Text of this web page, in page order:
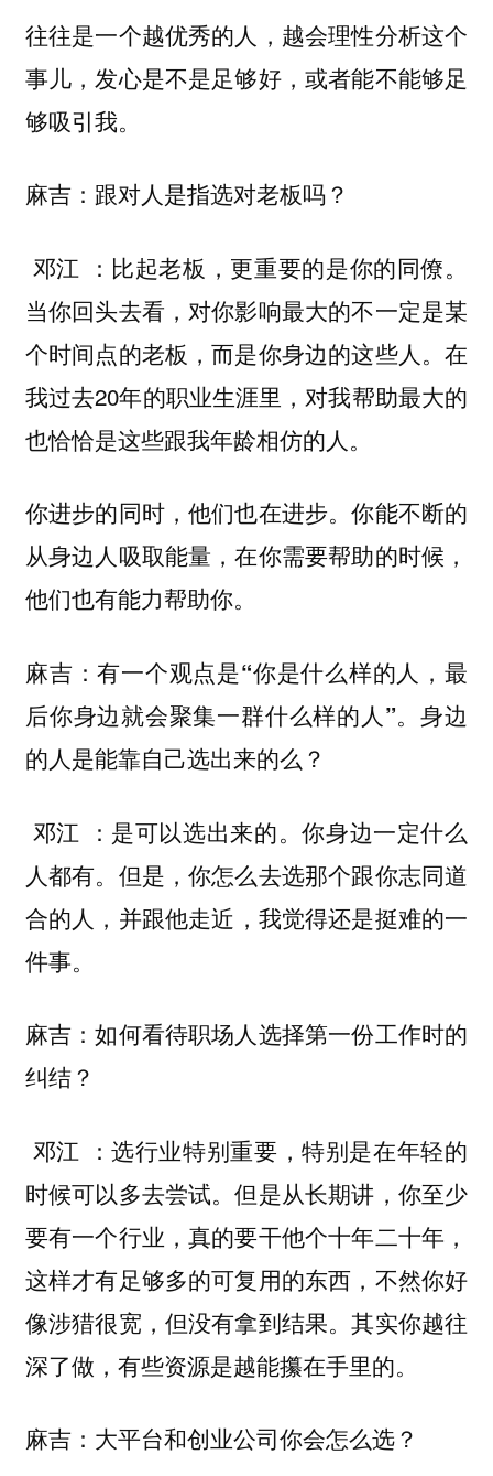
往往是一个越优秀的人，越会理性分析这个
事儿，发心是不是足够好，或者能不能够足
够吸引我。
麻吉：跟对人是指选对老板吗？
邓江 ： 比起老板，更重要的是你的同僚。
当你回头去看，对你影响最大的不一定是某
个时间点的老板，而是你身边的这些人。在
我过去20年的职业生涯里，对我帮助最大的
也恰恰是这些跟我年龄相仿的人。
你进步的同时，他们也在进步。你能不断的
从身边人吸取能量，在你需要帮助的时候，
他们也有能力帮助你。
麻吉：有一个观点是“你是什么样的人，最
后你身边就会聚集一群什么样的人”。身边
的人是能靠自己选出来的么？
邓江 ：是可以选出来的。你身边一定什么
人都有。但是，你怎么去选那个跟你志同道
合的人，并跟他走近 ，我觉得还是挺难的一
件事。
麻吉：如何看待职场人选择第一份工作时的
纠结？
邓江
：选行业特别重要，特别是在年轻的
时候可以多去尝试。但是从长期讲，你至少
要有一个行业，真的要干他个十年二十年，
这样才有足够多的可复用的东西， 不然你好
像涉猎很宽，但没有拿到结果。其实你越往
深了做，有些资源是越能攥在手里的。
麻吉：大平台和创业公司你会怎么选？